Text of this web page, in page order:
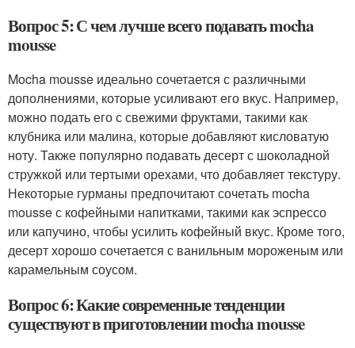
Вопрос 5: С чем лучше всего подавать mocha
mousse
Mocha mousse идеально сочетается с различными
дополнениями, которые усиливают его вкус. Например,
можно подать его с свежими фруктами, такими как
клубника или малина, которые добавляют кисловатую
ноту. Также популярно подавать десерт с шоколадной
стружкой или тертыми орехами, что добавляет текстуру.
Некоторые гурманы предпочитают сочетать mocha
mousse с кофейными напитками, такими как эспрессо
или капучино, чтобы усилить кофейный вкус. Кроме того,
десерт хорошо сочетается с ванильным мороженым или
карамельным соусом.
Вопрос 6: Какие современные тенденции
существуют в приготовлении mocha mousse